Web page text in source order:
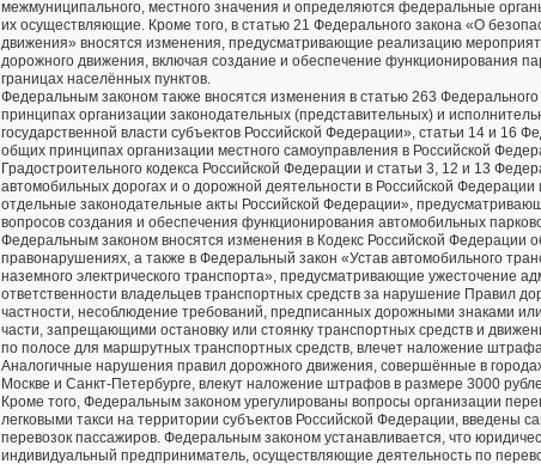
межмуниципального, местного значения и определяются федеральные
их осуществляющие. Кроме того, в статью 21 Федерального закона «О
движения» вносятся изменения, предусматривающие реализацию
дорожного движения, включая создание и обеспечение функционирования
границах населённых пунктов.
Федеральным законом также вносятся изменения в статью 263
принципах организации законодательных (представительных) и
государственной власти субъектов Российской Федерации», статьи 14 и 16
общих принципах организации местного самоуправления в Российской
Градостроительного кодекса Российской Федерации и статьи 3, 12 и 13
автомобильных дорогах и о дорожной деятельности в Российской
отдельные законодательные акты Российской Федерации»,
вопросов создания и обеспечения функционирования автомобильных
Федеральным законом вносятся изменения в Кодекс Российской Федерации
правонарушениях, а также в Федеральный закон «Устав автомобильного
наземного электрического транспорта», предусматривающие ужесточение
ответственности владельцев транспортных средств за нарушение Правил
частности, несоблюдение требований, предписанных дорожными знаками
части, запрещающими остановку или стоянку транспортных средств и
по полосе для маршрутных транспортных средств, влечет наложение
Аналогичные нарушения правил дорожного движения, совершённые в
Москве и Санкт-Петербурге, влекут наложение штрафов в размере 3000
Кроме того, Федеральным законом урегулированы вопросы организации
легковыми такси на территории субъектов Российской Федерации, введены
перевозок пассажиров. Федеральным законом устанавливается, что
индивидуальный предприниматель, осуществляющие деятельность по